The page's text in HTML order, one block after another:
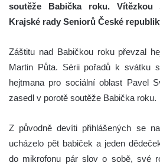
soutěže Babička roku. Vítězkou
Krajské rady Seniorů České
Záštitu nad Babičkou roku převzal
Martin Půta. Sérii pořadů k svátku
hejtmana pro sociální oblast Pavel
zasedl v porotě soutěže Babička roku.
Z původně devíti přihlášených se
ucházelo pět babiček a jeden
do mikrofonu pár slov o sobě, své